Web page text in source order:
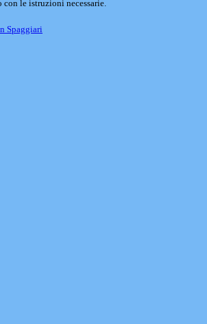
le istruzioni necessarie.
Spaggiari